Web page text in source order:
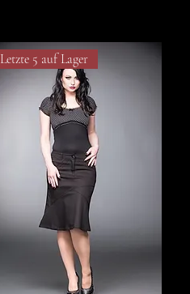
Letzte 5 auf Lager